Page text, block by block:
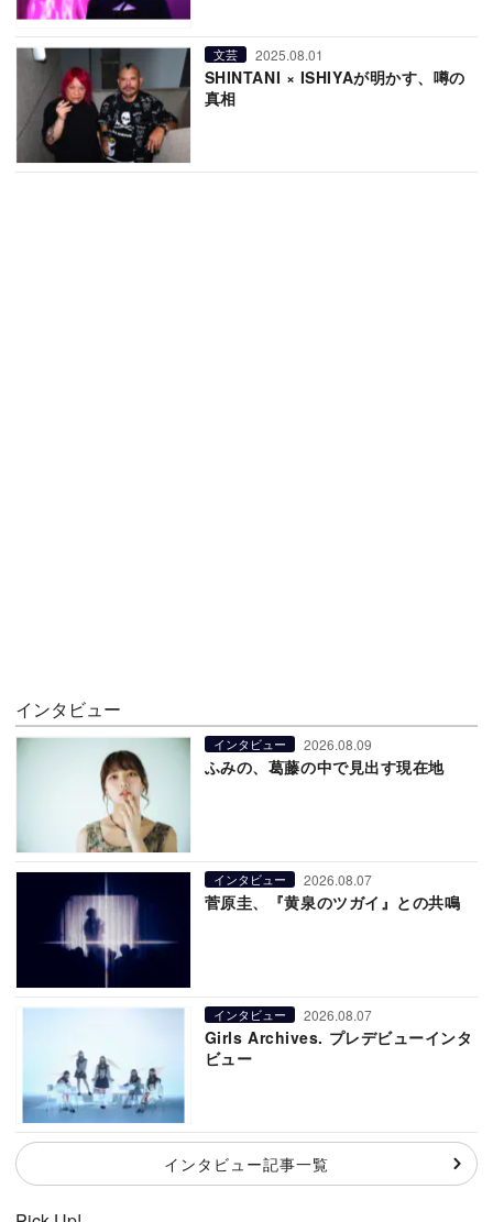
文芸 2025.08.01
SHINTANI × ISHIYAが明かす、噂の
真相
インタビュー
インタビュー 2026.08.09
ふみの、葛藤の中で見出す現在地
インタビュー 2026.08.07
菅原圭、『黄泉のツガイ』との共鳴
インタビュー 2026.08.07
Girls Archives. プレデビューインタ
ビュー
インタビュー記事一覧